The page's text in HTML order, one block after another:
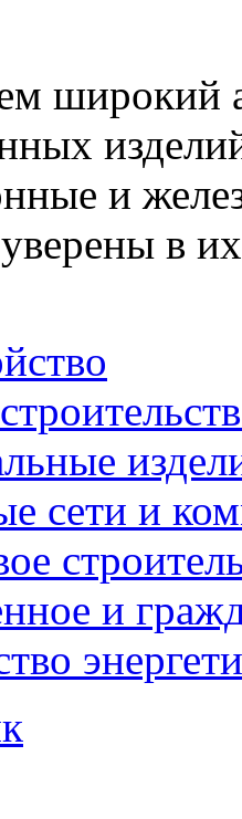
широкий
и
в их
сети и
и